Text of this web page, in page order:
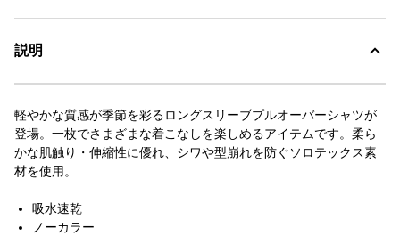
説明
軽やかな質感が季節を彩るロングスリーブプルオーバーシャツが
登場。一枚でさまざまな着こなしを楽しめるアイテムです。柔ら
かな肌触り・伸縮性に優れ、シワや型崩れを防ぐソロテックス素
材を使用。
吸水速乾
ノーカラー